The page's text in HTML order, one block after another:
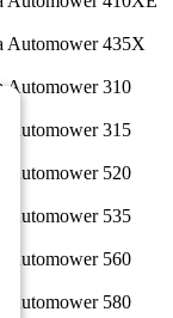
Automower 435X
Automower 310
Automower 315
Automower 520
Automower 535
Automower 560
Automower 580